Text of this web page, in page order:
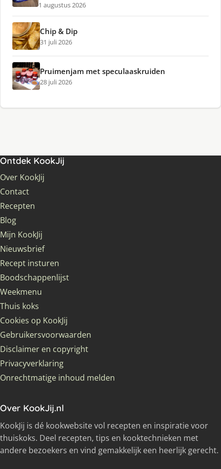
1 augustus 2026
Chip & Dip
31 juli 2026
Pruimenjam met speculaaskruiden
28 juli 2026
Ontdek KookJij
Over KookJij
Contact
Recepten
Blog
Mijn KookJij
Nieuwsbrief
Recept insturen
Boodschappenlijst
Weekmenu
Thuis koks
Cookies op KookJij
Gebruikersvoorwaarden
Disclaimer en copyright
Privacyverklaring
Onrechtmatige inhoud melden
Over KookJij.nl
KookJij is dé kookwebsite vol recepten en inspiratie voor
thuiskoks. Deel recepten, tips en kooktechnieken met
andere bezoekers en vind gemakkelijk een heerlijk gerecht.